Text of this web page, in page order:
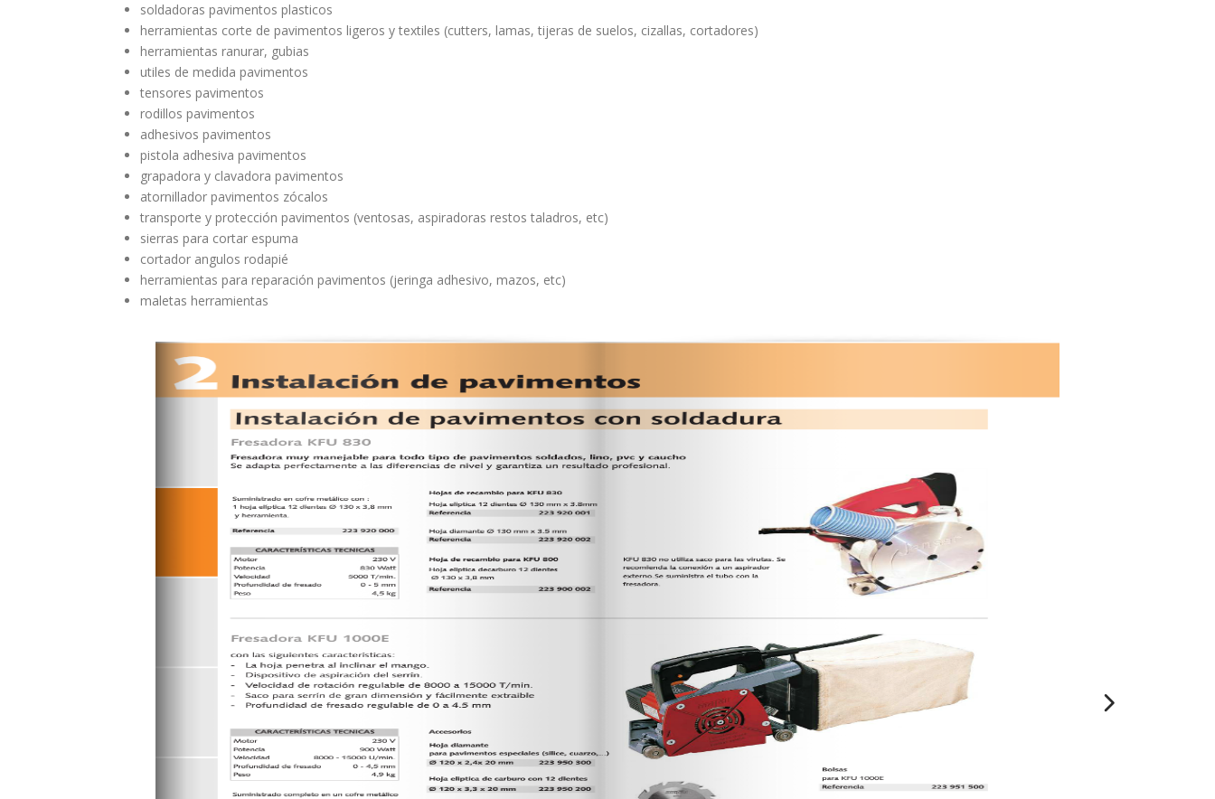
soldadoras pavimentos plasticos
herramientas corte de pavimentos ligeros y textiles (cutters, lamas, tijeras de suelos, cizallas, cortadores)
herramientas ranurar, gubias
utiles de medida pavimentos
tensores pavimentos
rodillos pavimentos
adhesivos pavimentos
pistola adhesiva pavimentos
grapadora y clavadora pavimentos
atornillador pavimentos zócalos
transporte y protección pavimentos (ventosas, aspiradoras restos taladros, etc)
sierras para cortar espuma
cortador angulos rodapié
herramientas para reparación pavimentos (jeringa adhesivo, mazos, etc)
maletas herramientas